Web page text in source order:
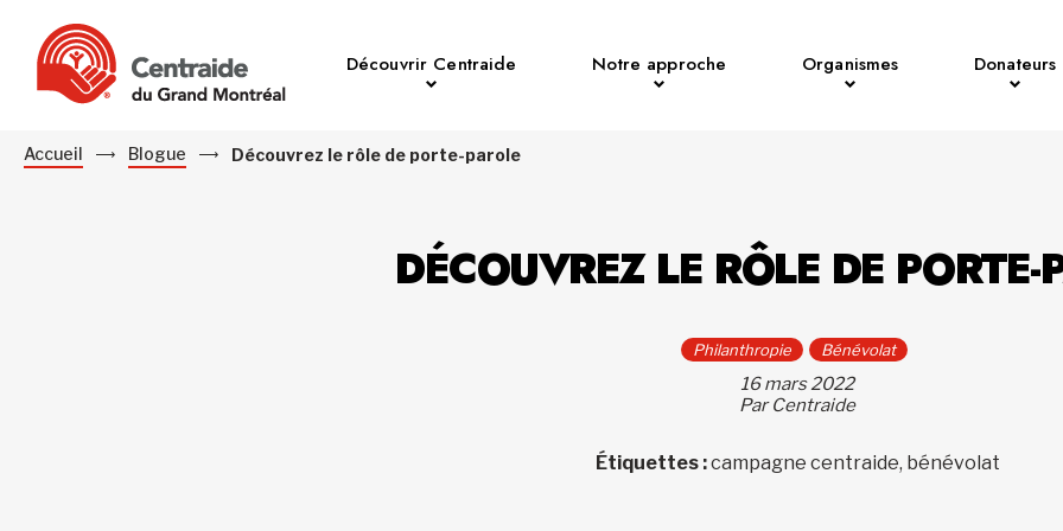
Découvrir Centraide Notre approche Organismes Donateurs
Accueil Blogue Découvrez le rôle de porte-parole
DÉCOUVREZ LE RÔLE DE PORTE-
Philanthropie Bénévolat
16 mars 2022
Par Centraide
Étiquettes :campagne centraide, bénévolat